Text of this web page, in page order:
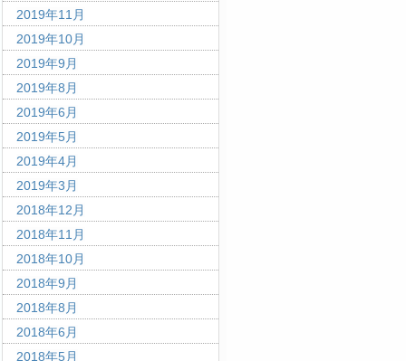
2019年11月
2019年10月
2019年9月
2019年8月
2019年6月
2019年5月
2019年4月
2019年3月
2018年12月
2018年11月
2018年10月
2018年9月
2018年8月
2018年6月
2018年5月